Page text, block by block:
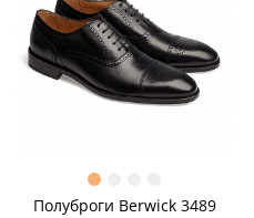
Полуброги Berwick 3489